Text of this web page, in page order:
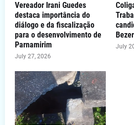
Vereador Irani Guedes
destaca importância do
diálogo e da fiscalização
para o desenvolvimento de
Parnamirim
July 27, 2026
July